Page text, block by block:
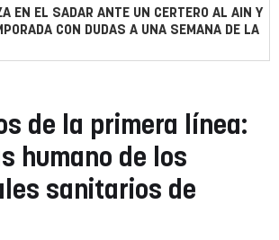
EN EL SADAR ANTE UN CERTERO AL AIN Y
CON DUDAS A UNA SEMANA DE LA
de la primera línea:
humano de los
sanitarios de